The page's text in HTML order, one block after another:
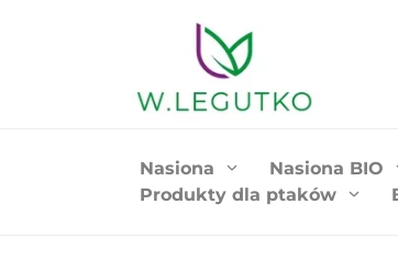
Nasiona Nasiona BIO
Produkty dla ptaków